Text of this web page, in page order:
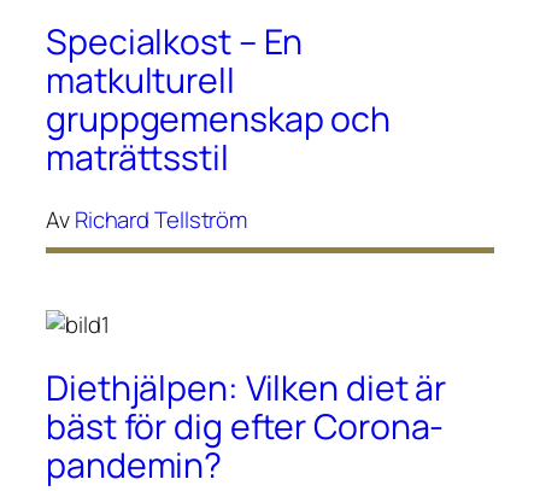
Specialkost – En
matkulturell
gruppgemenskap och
maträttsstil
AvRichard Tellström
Diethjälpen: Vilken diet är
bäst för dig efter Corona-
pandemin?